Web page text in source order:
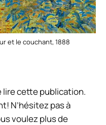
et le couchant, 1888
lire cette publication.
N’hésitez pas à
voulez plus de